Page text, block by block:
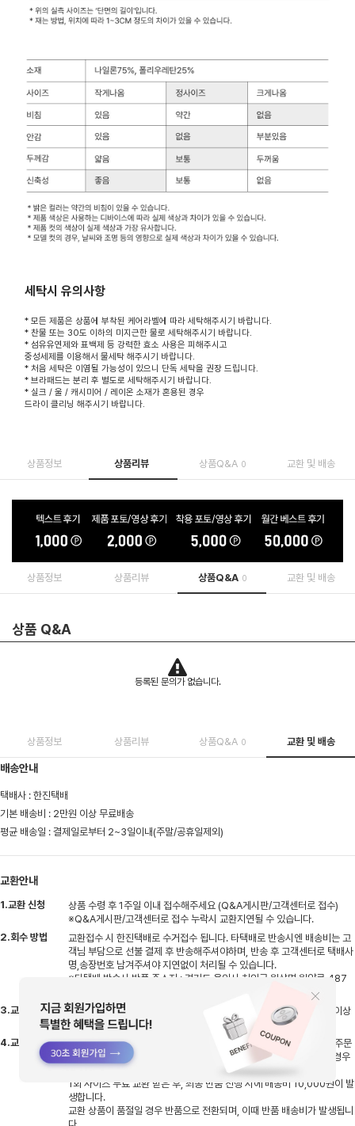
세탁시 유의사항
* 모든 제품은 상품에 부착된 케어라벨에 따라 세탁해주시기 바랍니다.
* 찬물 또는 30도 이하의 미지근한 물로 세탁해주시기 바랍니다.
* 섬유유연제와 표백제 등 강력한 효소 사용은 피해주시고
중성세제를 이용해서 물세탁 해주시기 바랍니다.
* 처음 세탁은 이염될 가능성이 있으니 단독 세탁을 권장 드립니다.
* 브라패드는 분리 후 별도로 세탁해주시기 바랍니다.
* 실크 / 울 / 캐시미어 / 레이온 소재가 혼용된 경우
드라이 클리닝 해주시기 바랍니다.
상품정보 상품리뷰 상품Q&A 0 교환 및 배송
상품정보 상품리뷰 상품Q&A 0 교환 및 배송
상품 Q&A
등록된 문의가 없습니다.
상품정보 상품리뷰 상품Q&A 0 교환 및 배송
배송안내
택배사 : 한진택배
기본 배송비 : 2만원 이상 무료배송
평균 배송일 : 결제일로부터 2~3일이내(주말/공휴일제외)
교환안내
1.교환 신청
상품 수령 후 1주일 이내 접수해주세요 (Q&A게시판/고객센터로 접수)
※Q&A게시판/고객센터로 접수 누락시 교환지연될 수 있습니다.
2.회수 방법
교환접수 시 한진택배로 수거접수 됩니다. 타택배로 반송시엔 배송비는 고
객님 부담으로 선불 결제 후 반송해주셔야하며, 반송 후 고객센터로 택배사
명,송장번호 남겨주셔야 지연없이 처리될 수 있습니다.
※타택배 반송시 반품 주소지 : 경기도 용인시 처인구 원삼면 원양로 487
3.교환 기간
반송하신 상품 입고 후 검수기간 평일기준 2~3일 소요, 검수 후 상품 이상
없을시 교환상품 출고 진행됩니다
4.교환 배송비
비회원(네이버페이)으로 주문시 배송비 5,000원 발생하며 회원으로 주문
시엔 주문건당 1회 무료교환 가능합니다 (동일상품 사이즈 재고 있을 경우
교환 가능/디자인 교환 불가)
1회 사이즈 무료 교환 받은 후, 최종 반품 진행 시에 배송비 10,000원이 발
생합니다.
교환 상품이 품절일 경우 반품으로 전환되며, 이때 반품 배송비가 발생됩니